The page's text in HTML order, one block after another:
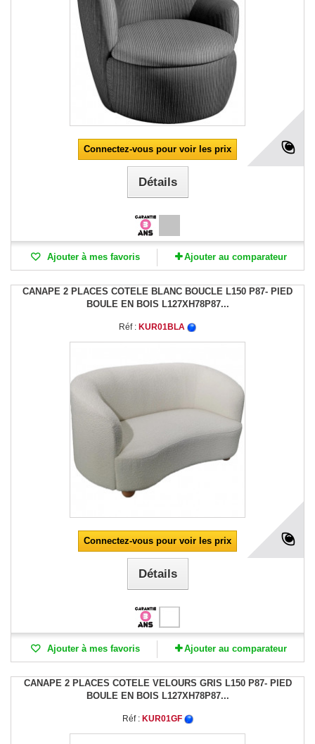
Connectez-vous pour voir les prix
Détails
Ajouter à mes favoris Ajouter au comparateur
CANAPE 2 PLACES COTELE BLANC BOUCLE L150 P87- PIED
BOULE EN BOIS L127XH78P87...
Réf : KUR01BLA
Connectez-vous pour voir les prix
Détails
Ajouter à mes favoris Ajouter au comparateur
CANAPE 2 PLACES COTELE VELOURS GRIS L150 P87- PIED
BOULE EN BOIS L127XH78P87...
Réf : KUR01GF